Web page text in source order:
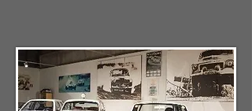
พิพิธภัณฑ์วอลโว่ (Volvo
Museum)พิพิธภัณฑ์รถชื่อดัง
ระดับโลกอย่างวอลโว่ จะนำให้นัก